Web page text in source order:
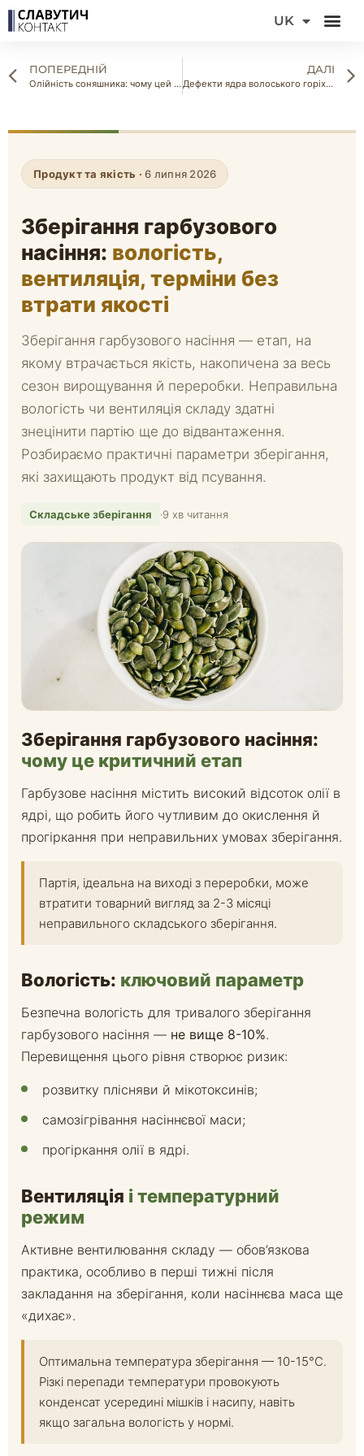
UK
FR
ПОПЕРЕДНІЙ
Олійність соняшника: чому цей показник важливіший за врожайність
ДАЛІ
Дефекти ядра волоського горіха: які вади бракують партію під час сортування
Продукт та якість ·6 липня 2026
Зберігання гарбузового
насіння: вологість,
вентиляція, терміни без
втрати якості
Зберігання гарбузового насіння — етап, на
якому втрачається якість, накопичена за весь
сезон вирощування й переробки. Неправильна
вологість чи вентиляція складу здатні
знецінити партію ще до відвантаження.
Розбираємо практичні параметри зберігання,
які захищають продукт від псування.
Складське зберігання ·9 хв читання
Зберігання гарбузового насіння:
чому це критичний етап
Гарбузове насіння містить високий відсоток олії в
ядрі, що робить його чутливим до окислення й
прогіркання при неправильних умовах зберігання.
Партія, ідеальна на виході з переробки, може
втратити товарний вигляд за 2-3 місяці
неправильного складського зберігання.
Вологість: ключовий параметр
Безпечна вологість для тривалого зберігання
гарбузового насіння — не вище 8-10%.
Перевищення цього рівня створює ризик:
розвитку плісняви й мікотоксинів;
самозігрівання насіннєвої маси;
прогіркання олії в ядрі.
Вентиляція і температурний
режим
Активне вентилювання складу — обов’язкова
практика, особливо в перші тижні після
закладання на зберігання, коли насіннєва маса ще
«дихає».
Оптимальна температура зберігання — 10-15°C.
Різкі перепади температури провокують
конденсат усередині мішків і насипу, навіть
якщо загальна вологість у нормі.